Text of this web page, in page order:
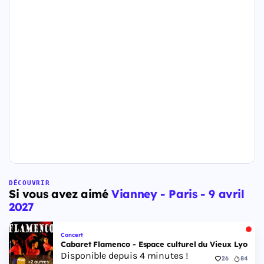
DÉCOUVRIR
Si vous avez aiméVianney - Paris - 9 avril
2027
+2 autres
Concert
Cabaret Flamenco - Espace culturel du Vieux Lyon -
Disponible depuis 4 minutes ! 26 84